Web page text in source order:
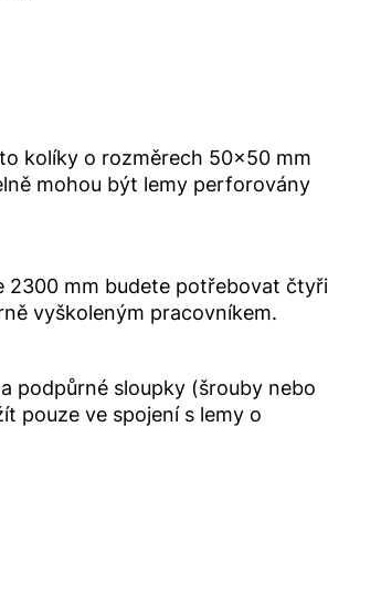
kolíky o rozměrech 50x50 mm
mohou být lemy perforovány
2300 mm budete potřebovat čtyři
vyškoleným pracovníkem.
podpůrné sloupky (šrouby nebo
pouze ve spojení s lemy o